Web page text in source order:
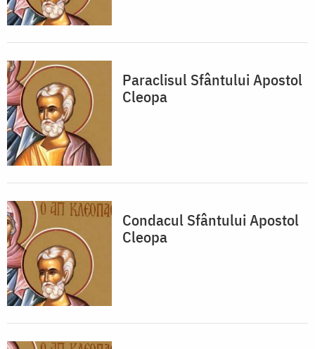
Paraclisul Sfântului Apostol
Cleopa
Condacul Sfântului Apostol
Cleopa